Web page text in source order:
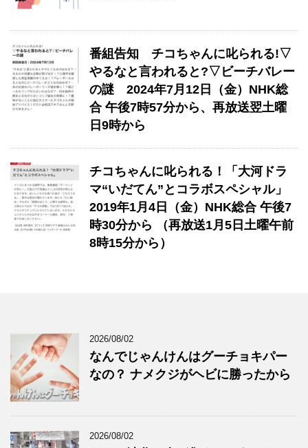
番組告知 チコちゃんに叱られる!▽
やるなと言われると?▽ビーチバレー
の謎 2024年7月12日（金）NHK総
合 午後7時57分から、再放送翌土曜
日9時から
チコちゃんに叱られる！「大河ドラ
マ“いだてん”とコラボスペシャル」
2019年1月4日（金）NHK総合 午後7
時30分から （再放送1月5日土曜午前
8時15分から）
2026/08/02
なんでじゃんけんはグーチョキパー
なの？ ナメクジがヘビに勝ったから
2026/08/02